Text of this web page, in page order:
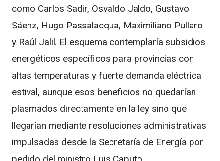
como Carlos Sadir, Osvaldo Jaldo, Gustavo
Sáenz, Hugo Passalacqua, Maximiliano Pullaro
y Raúl Jalil. El esquema contemplaría subsidios
energéticos específicos para provincias con
altas temperaturas y fuerte demanda eléctrica
estival, aunque esos beneficios no quedarían
plasmados directamente en la ley sino que
llegarían mediante resoluciones administrativas
impulsadas desde la Secretaría de Energía por